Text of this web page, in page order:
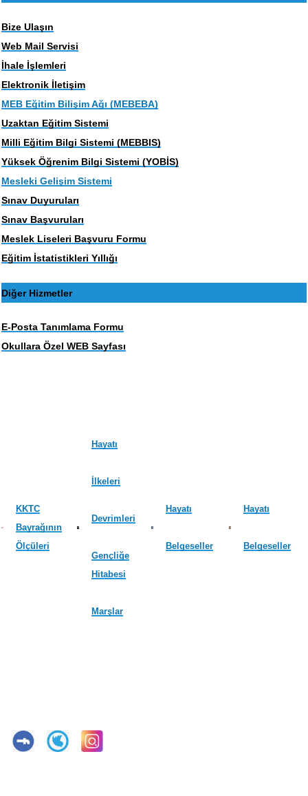
Bize Ulaşın
Web Mail Servisi
İhale İşlemleri
Elektronik İletişim
MEB Eğitim Bilişim Ağı (MEBEBA)
Uzaktan Eğitim Sistemi
Milli Eğitim Bilgi Sistemi (MEBBIS)
Yüksek Öğrenim Bilgi Sistemi (YOBİS)
Mesleki Gelişim Sistemi
Sınav Duyuruları
Sınav Başvuruları
Meslek Liseleri Başvuru Formu
Eğitim İstatistikleri Yıllığı
Diğer Hizmetler
E-Posta Tanımlama Formu
Okullara Özel WEB Sayfası
KKTC
Bayrağının
Ölçüleri
Hayatı
İlkeleri
Devrimleri
Gençliğe
Hitabesi
Marşlar
Hayatı
Belgeseller
Hayatı
Belgeseller